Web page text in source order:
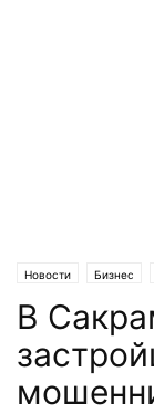
Новости Бизнес
В